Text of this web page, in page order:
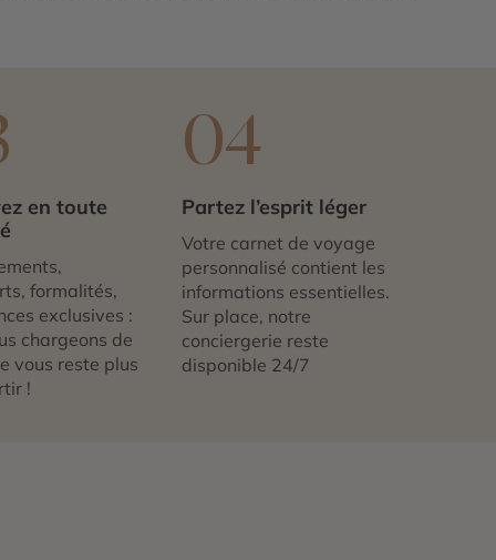
en toute
formalités,
exclusives :
chargeons de
vous reste plus
!
04
Partez l’esprit léger
Votre carnet de voyage
personnalisé contient les
informations essentielles.
Sur place, notre
conciergerie reste
disponible 24/7